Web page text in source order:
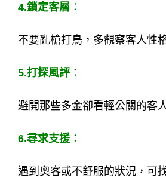
4.鎖定客層 ：
不要亂槍打鳥，多觀察客人性
5.打探風評 ：
避開那些多金卻看輕公關的客
6.尋求支援 ：
遇到奧客或不舒服的狀況，可